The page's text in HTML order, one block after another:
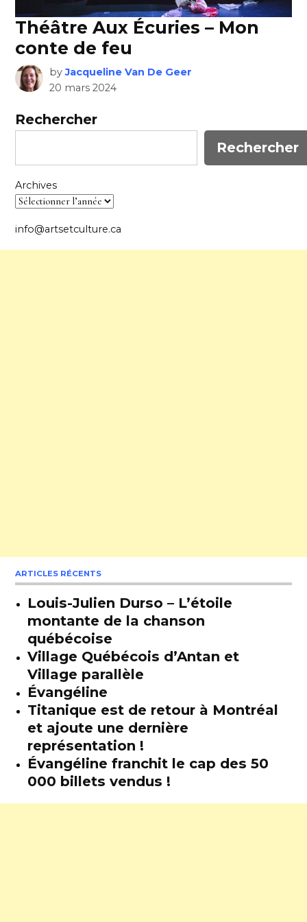
Théâtre Aux Écuries – Mon
conte de feu
by Jacqueline Van De Geer
20 mars 2024
Rechercher
Rechercher
Archives
info@artsetculture.ca
ARTICLES RÉCENTS
Louis-Julien Durso – L’étoile
montante de la chanson
québécoise
Village Québécois d’Antan et
Village parallèle
Évangéline
Titanique est de retour à Montréal
et ajoute une dernière
représentation !
Évangéline franchit le cap des 50
000 billets vendus !